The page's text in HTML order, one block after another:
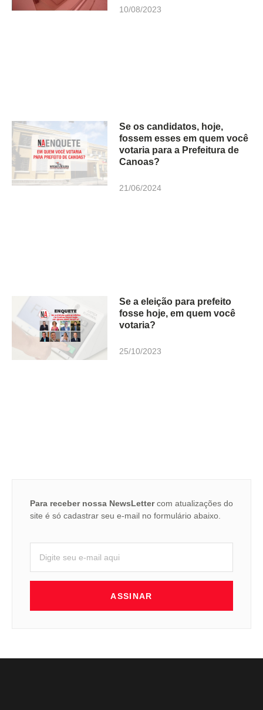
10/08/2023
Se os candidatos, hoje,
fossem esses em quem você
votaria para a Prefeitura de
Canoas?
21/06/2024
Se a eleição para prefeito
fosse hoje, em quem você
votaria?
25/10/2023
Para receber nossa NewsLettercom atualizações do
site é só cadastrar seu e-mail no formulário abaixo.
ASSINAR